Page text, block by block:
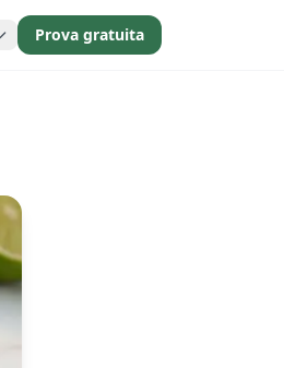
Prova gratuita